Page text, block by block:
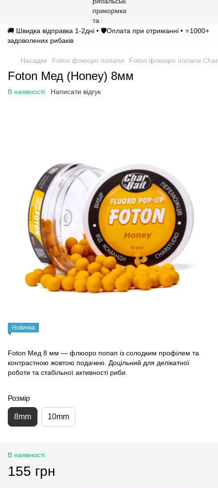
🚚 Швидка відправка 1-2дні • 🛡️Оплата при отриманні • ⭐1000+
задоволених рибаків
Насадки Foton флюоро попапи Foton флюоро попапи
Foton Мед (Honey) 8мм
В наявності Написати відгук
Новинка
Foton Мед 8 мм — флюоро попап із солодким профілем та
контрастною жовтою подачею. Доцільний для делікатної
роботи та стабільної активності риби.
Розмір
8mm 10mm
В наявності
155 грн